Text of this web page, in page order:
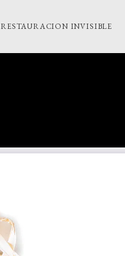
RESTAURACION INVISIBLE